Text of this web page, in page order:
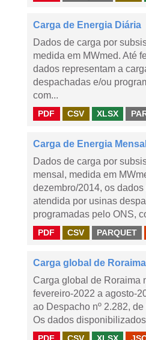
Carga de Energia Diária
Dados de carga por
medida em MWmed. Até
dados representam a
despachadas e/ou
com...
PDF CSV XLSX
Carga de Energia Mensal
Dados de carga por
mensal, medida em
dezembro/2014, os
atendida por usinas
programadas pelo ONS,
PDF CSV PARQUET
Carga global de Roraima
Carga global de Roraima
fevereiro-2022 a agosto-
ao Despacho nº 2.282,
Os dados